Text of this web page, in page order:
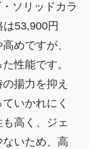
ソリッドカラ
53,900円
めですが、
性能です。
揚力を抑え
いかれにく
高く、ジェ
いため、高